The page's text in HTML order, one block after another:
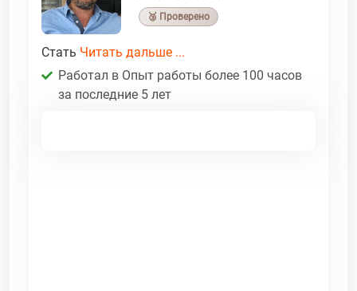
🥉 Проверено
Стать Читать дальше ...
Работал в Опыт работы более 100 часов
за последние 5 лет